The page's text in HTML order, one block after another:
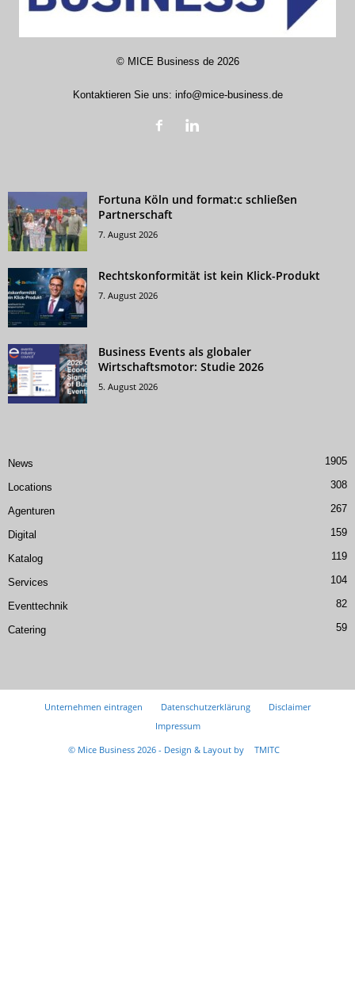
© MICE Business de2026
Kontaktieren Sie uns: info@mice-business.de
Fortuna Köln und format:c schließen
Partnerschaft
7. August 2026
Rechtskonformität ist kein Klick-Produkt
7. August 2026
Business Events als globaler
Wirtschaftsmotor: Studie 2026
5. August 2026
News 1905
Locations 308
Agenturen 267
Digital 159
Katalog 119
Services 104
Eventtechnik 82
Catering 59
Unternehmen eintragen Datenschutzerklärung
Disclaimer
Impressum
© Mice Business 2026 - Design & Layout by
TMITC